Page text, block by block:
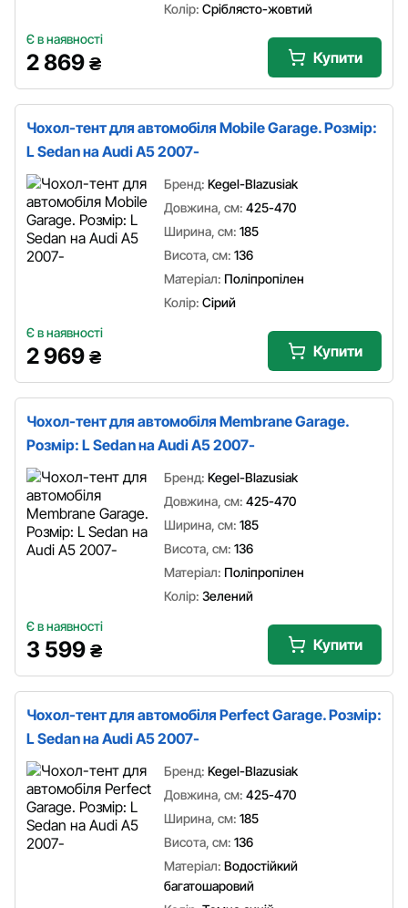
Колір: Сріблясто-жовтий
Є в наявності
2 869 ₴ Купити
Чохол-тент для автомобіля Mobile Garage. Розмір:
L Sedan на Audi A5 2007-
Бренд: Kegel-Blazusiak
Довжина, см: 425-470
Ширина, см: 185
Висота, см: 136
Матеріал: Поліпропілен
Колір: Сірий
Є в наявності
2 969 ₴ Купити
Чохол-тент для автомобіля Membrane Garage.
Розмір: L Sedan на Audi A5 2007-
Бренд: Kegel-Blazusiak
Довжина, см: 425-470
Ширина, см: 185
Висота, см: 136
Матеріал: Поліпропілен
Колір: Зелений
Є в наявності
3 599 ₴ Купити
Чохол-тент для автомобіля Perfect Garage. Розмір:
L Sedan на Audi A5 2007-
Бренд: Kegel-Blazusiak
Довжина, см: 425-470
Ширина, см: 185
Висота, см: 136
Матеріал: Водостійкий
багатошаровий